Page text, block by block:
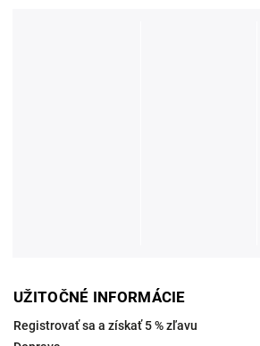
UŽITOČNÉ INFORMÁCIE
Registrovať sa a získať 5 % zľavu